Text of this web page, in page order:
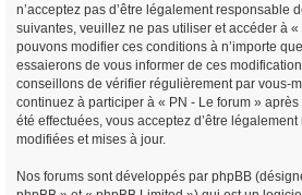
n’acceptez pas d’être légalement responsable
suivantes, veuillez ne pas utiliser et accéder à
pouvons modifier ces conditions à n’importe
essaierons de vous informer de ces
conseillons de vérifier régulièrement par vous-
continuez à participer à « PN - Le forum »
été effectuées, vous acceptez d’être
modifiées et mises à jour.
Nos forums sont développés par phpBB